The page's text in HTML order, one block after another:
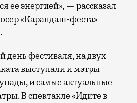
ее энергией», — рассказал
«Карандаш-феста»
день фестиваля, на двух
выступали и мэтры
и самые актуальные
В спектакле «Идите в